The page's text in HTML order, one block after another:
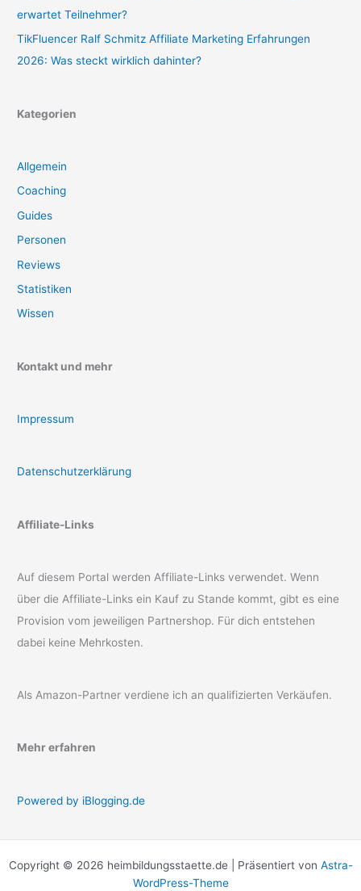
erwartet Teilnehmer?
TikFluencer Ralf Schmitz Affiliate Marketing Erfahrungen
2026: Was steckt wirklich dahinter?
Kategorien
Allgemein
Coaching
Guides
Personen
Reviews
Statistiken
Wissen
Kontakt und mehr
Impressum
Datenschutzerklärung
Affiliate-Links
Auf diesem Portal werden Affiliate-Links verwendet. Wenn
über die Affiliate-Links ein Kauf zu Stande kommt, gibt es eine
Provision vom jeweiligen Partnershop. Für dich entstehen
dabei keine Mehrkosten.
Als Amazon-Partner verdiene ich an qualifizierten Verkäufen.
Mehr erfahren
Powered by iBlogging.de
Copyright © 2026 heimbildungsstaette.de | Präsentiert von Astra-
WordPress-Theme